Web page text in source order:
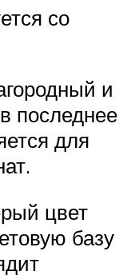
со
и
последнее
для
цвет
базу